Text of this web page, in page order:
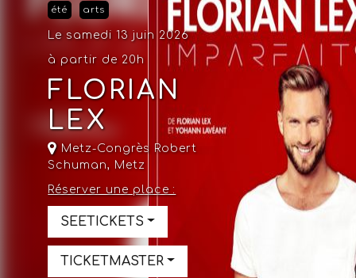
été arts
Le samedi 13 juin 2026
à partir de 20h
FLORIAN
LEX
Metz-Congrès Robert
Schuman, Metz
Réserver une place :
SEETICKETS
TICKETMASTER